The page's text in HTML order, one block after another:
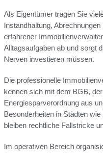
Als Eigentümer tragen Sie
Instandhaltung,
erfahrener
Alltagsaufgaben ab und sorgt
Nerven investieren müssen.
Die professionelle
kennen sich mit dem BGB,
Energiesparverordnung aus
Besonderheiten in Städten
bleiben rechtliche Fallstricke
Im operativen Bereich